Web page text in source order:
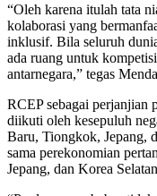
“Oleh karena itulah tata
kolaborasi yang
inklusif. Bila seluruh
ada ruang untuk
antarnegara,” tegas
RCEP sebagai perjanjian
diikuti oleh kesepuluh
Baru, Tiongkok, Jepang,
sama perekonomian
Jepang, dan Korea